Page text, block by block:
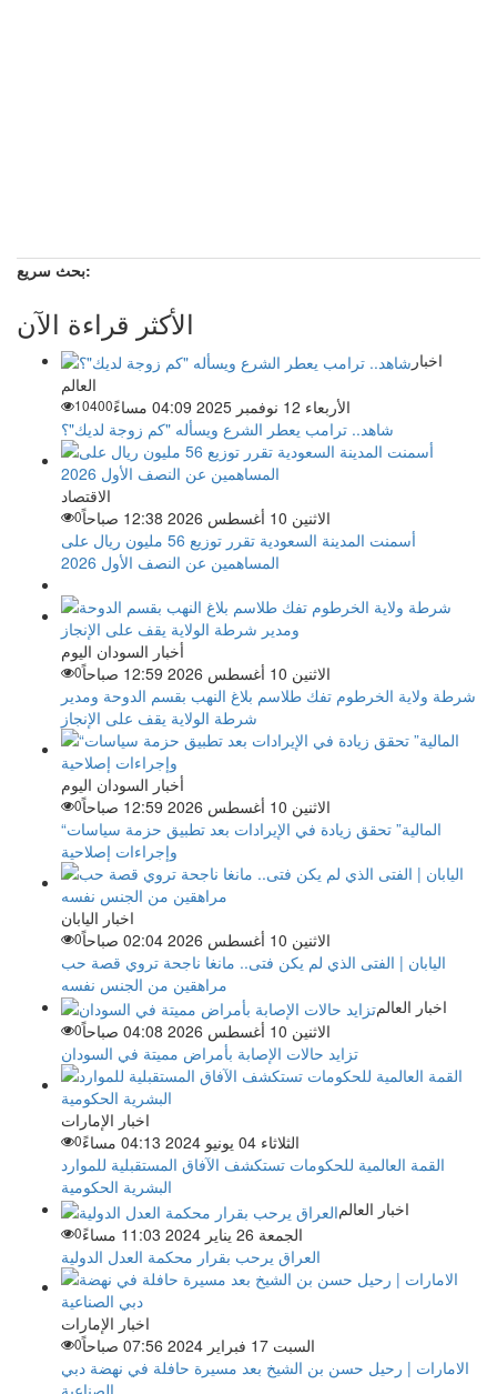
بحث سريع:
الأكثر قراءة الآن
اخبار
العالم
الأربعاء 12 نوفمبر 2025 04:09 مساءً
10400
شاهد.. ترامب يعطر الشرع ويسأله "كم زوجة لديك"؟
الاقتصاد
الاثنين 10 أغسطس 2026 12:38 صباحاً
0
أسمنت المدينة السعودية تقرر توزيع 56 مليون ريال على
المساهمين عن النصف الأول 2026
أخبار السودان اليوم
الاثنين 10 أغسطس 2026 12:59 صباحاً
0
شرطة ولاية الخرطوم تفك طلاسم بلاغ النهب بقسم الدوحة ومدير
شرطة الولاية يقف على الإنجاز
أخبار السودان اليوم
الاثنين 10 أغسطس 2026 12:59 صباحاً
0
“المالية” تحقق زيادة في الإيرادات بعد تطبيق حزمة سياسات
وإجراءات إصلاحية
اخبار اليابان
الاثنين 10 أغسطس 2026 02:04 صباحاً
0
اليابان | الفتى الذي لم يكن فتى.. مانغا ناجحة تروي قصة حب
مراهقين من الجنس نفسه
اخبار العالم
الاثنين 10 أغسطس 2026 04:08 صباحاً
0
تزايد حالات الإصابة بأمراض مميتة في السودان
اخبار الإمارات
الثلاثاء 04 يونيو 2024 04:13 مساءً
0
القمة العالمية للحكومات تستكشف الآفاق المستقبلية للموارد
البشرية الحكومية
اخبار العالم
الجمعة 26 يناير 2024 11:03 مساءً
0
العراق يرحب بقرار محكمة العدل الدولية
اخبار الإمارات
السبت 17 فبراير 2024 07:56 صباحاً
0
الامارات | رحيل حسن بن الشيخ بعد مسيرة حافلة في نهضة دبي
الصناعية